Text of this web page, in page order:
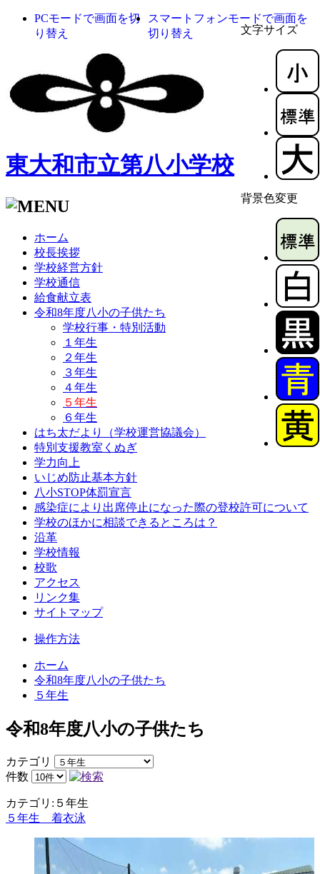
文字サイズ
背景色変更
PCモードで画面を切
り替え
スマートフォンモードで画面を
切り替え
東大和市立第八小学校
ホーム
校長挨拶
学校経営方針
学校通信
給食献立表
令和8年度八小の子供たち
学校行事・特別活動
１年生
２年生
３年生
４年生
５年生
６年生
はち太だより（学校運営協議会）
特別支援教室くぬぎ
学力向上
いじめ防止基本方針
八小STOP体罰宣言
感染症により出席停止になった際の登校許可について
学校のほかに相談できるところは？
沿革
学校情報
校歌
アクセス
リンク集
サイトマップ
操作方法
ホーム
令和8年度八小の子供たち
５年生
令和8年度八小の子供たち
カテゴリ
件数
カテゴリ:５年生
５年生 着衣泳